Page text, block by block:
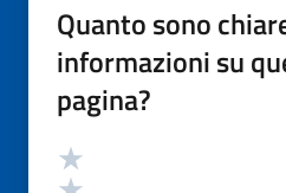
Quanto sono
informazioni su
pagina?
Valutazione